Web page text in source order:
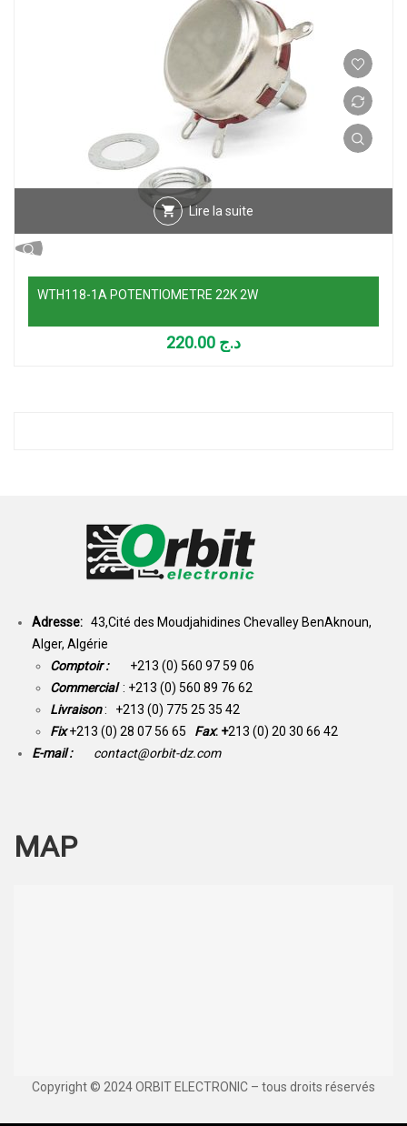
Lire la suite
WTH118-1A POTENTIOMETRE 22K 2W
د.ج
Adresse: 43,Cité des Moudjahidines Chevalley BenAknoun,
Alger, Algérie
Comptoir : +213 (0) 560 97 59 06
Commercial : +213 (0) 560 89 76 62
Livraison: +213 (0) 775 25 35 42
Fix +213 (0) 28 07 56 65 Fax: +213 (0) 20 30 66 42
E-mail :
contact@orbit-dz.com
MAP
Copyright © 2024 ORBIT ELECTRONIC – tous droits réservés